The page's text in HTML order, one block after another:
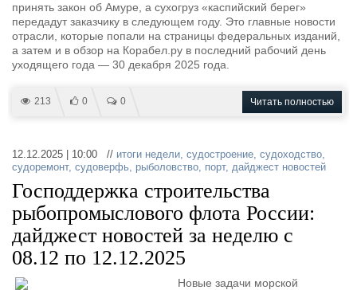
принять закон об Амуре, а сухогруз «каспийский берег»
передадут заказчику в следующем году. Это главные новости
отрасли, которые попали на страницы федеральных изданий,
а затем и в обзор на Корабел.ру в последний рабочий день
уходящего года — 30 декабря 2025 года.
213 0 0 Читать полностью
12.12.2025 | 10:00 // итоги недели, судостроение, судоходство,
судоремонт, судоверфь, рыболовство, порт, дайджест новостей
Господдержка строительства
рыбопромыслового флота России:
дайджест новостей за неделю с
08.12 по 12.12.2025
Новые задачи морской